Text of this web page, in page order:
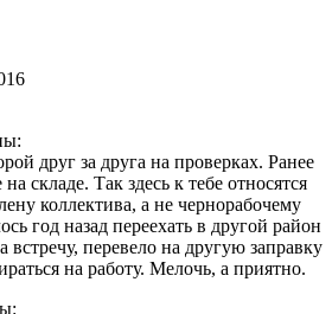
друг за друга на проверках. Ранее
складе. Так здесь к тебе относятся
коллектива, а не чернорабочему
год назад переехать в другой район
перевело на другую заправку
на работу. Мелочь, а приятно.